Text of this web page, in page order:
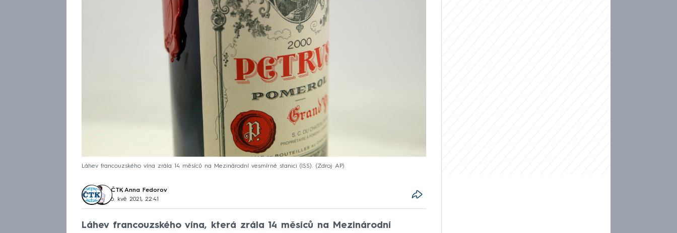
Láhev francouzského vína zrála 14 měsíců na Mezinárodní vesmírné stanici (ISS). Zdroj: AP
ČTK, Anna Fedorov
6. kvě 2021, 22:41
Láhev francouzského vína, která zrála 14 měsíců na Mezinárodní